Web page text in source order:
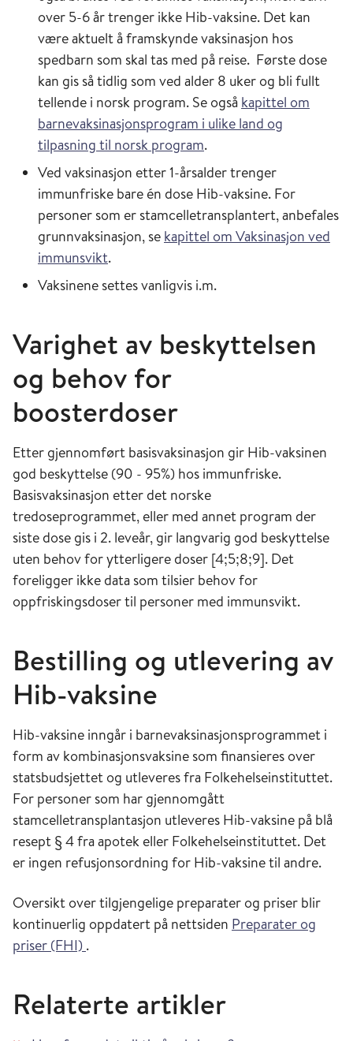
over 5-6 år trenger ikke Hib-vaksine. Det kan
være aktuelt å framskynde vaksinasjon hos
spedbarn som skal tas med på reise. Første dose
kan gis så tidlig som ved alder 8 uker og bli fullt
tellende i norsk program. Se også kapittel om
barnevaksinasjonsprogram i ulike land og
tilpasning til norsk program.
Ved vaksinasjon etter 1-årsalder trenger
immunfriske bare én dose Hib-vaksine. For
personer som er stamcelletransplantert, anbefales
grunnvaksinasjon, se kapittel om Vaksinasjon ved
immunsvikt.
Vaksinene settes vanligvis i.m.
Varighet av beskyttelsen
og behov for
boosterdoser
Etter gjennomført basisvaksina­sjon gir Hib-vaksinen
god beskyttelse (90 - 95%) hos immunfriske.
Basisvaksinasjon etter det norske
tredoseprogrammet, eller med annet program der
siste dose gis i 2. leveår, gir langvarig god beskyttelse
uten behov for ytterligere doser [4;5;8;9]. Det
foreligger ikke data som tilsier behov for
oppfriskingsdoser til personer med immunsvikt.
Bestilling og utlevering av
Hib-vaksine
Hib-vaksine inngår i barnevaksinasjonsprogrammet i
form av kombinasjonsvaksine som finansieres over
statsbudsjettet og utleveres fra Folkehelseinstituttet.
For personer som har gjennomgått
stamcelletransplantasjon utleveres Hib-vaksine på blå
resept § 4 fra apotek eller Folkehelseinstituttet. Det
er ingen refusjonsordning for Hib-vaksine til andre.
Oversikt over tilgjengelige preparater og priser blir
kontinuerlig oppdatert på nettsiden Preparater og
priser (FHI) .
Relaterte artikler